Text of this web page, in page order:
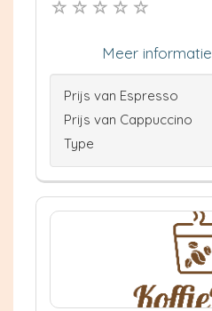
Meer informatie
Prijs van Espresso
Prijs van Cappuccino
Type